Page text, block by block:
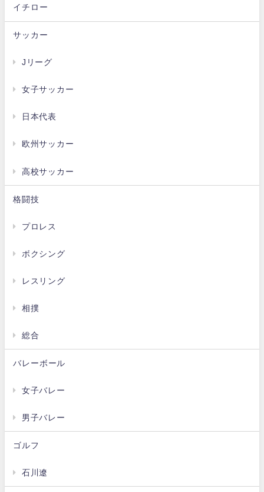
イチロー
サッカー
Jリーグ
女子サッカー
日本代表
欧州サッカー
高校サッカー
格闘技
プロレス
ボクシング
レスリング
相撲
総合
バレーボール
女子バレー
男子バレー
ゴルフ
石川遼